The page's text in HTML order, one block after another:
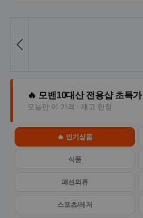
🔥 모밴10대산 전용샵 초특가
오늘만 이 가격 · 재고 한정
🔥 인기상품
식품
패션의류
스포츠/레저